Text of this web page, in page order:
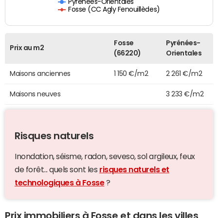
Pyrénées-Orientales
Fosse (CC Agly Fenouillèdes)
Prix au m2
Fosse
(66220)
Pyrénées-
Orientales
Maisons anciennes 1 150 €/m2 2 261 €/m2
Maisons neuves 3 233 €/m2
Risques naturels
Inondation, séisme, radon, seveso, sol argileux, feux
de forêt... quels sont les risques naturels et
technologiques à Fosse?
Prix immobiliers à Fosse et dans les villes